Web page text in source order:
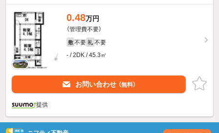
0.48万円
（管理費不要）
敷 不要 礼 不要
- / 2DK / 45.3㎡
お問い合わせ （無料）
提供